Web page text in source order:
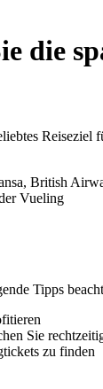
die
British
Vueling
Tipps
Sie
zu finden